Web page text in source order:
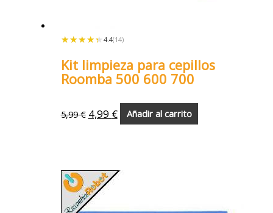
★★★★★
★★★★★ 4.4(14)
Kit limpieza para cepillos
Roomba 500 600 700
5,99€ 4,99 € Añadir al carrito